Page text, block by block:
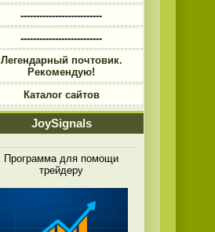
--------------------------
--------------------------
Легендарный почтовик.
Рекомендую!
Каталог сайтов
JoySignals
Программа для помощи
трейдеру